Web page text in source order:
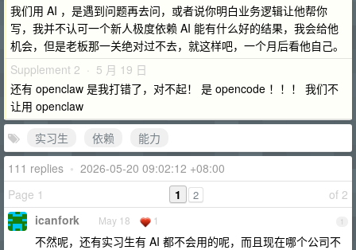
我们用 AI ，是遇到问题再去问，或者说你明白业务逻辑让他帮你
写，我并不认可一个新人极度依赖 AI 能有什么好的结果，我会给他
机会，但是老板那一关绝对过不去，就这样吧，一个月后看他自己。
Supplement 2 · 5 月 19 日
还有 openclaw 是我打错了，对不起！ 是 opencode ！！！ 我们不
让用 openclaw
实习生
依赖
能力
111 replies • 2026-05-20 09:02:12 +08:00
Page 1
of 2
1 2
1
icanfork May 18 1
不然呢，还有实习生有 AI 都不会用的呢，而且现在哪个公司不